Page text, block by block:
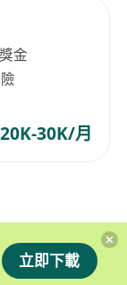
金
30K/月
立即下載